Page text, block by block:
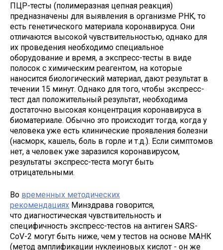
ПЦР-тесты (полимеразная цепная реакция)
предназначены для выявления в организме РНК, то
есть генетического материала коронавируса. Они
отличаются высокой чувствительностью, однако для
их проведения необходимо специальное
оборудование и время, а экспресс-тесты в виде
полосок с химическим реагентом, на которые
наносится биологический материал, дают результат в
течении 15 минут. Однако для того, чтобы экспресс-
тест дал положительный результат, необходима
достаточно высокая концентрация коронавируса в
биоматериале. Обычно это происходит тогда, когда у
человека уже есть клинические проявления болезни
(насморк, кашель, боль в горле и т.д.). Если симптомов
нет, а человек уже заразился коронавирусом,
результаты экспресс-теста могут быть
отрицательными.
Во временных методических
рекомендациях Минздрава говорится,
что диагностическая чувствительность и
специфичность экспресс-тестов на антиген SARS-
CoV-2 могут быть ниже, чем у тестов на основе МАНК
(метод амплификации нуклеиновых кислот - он же